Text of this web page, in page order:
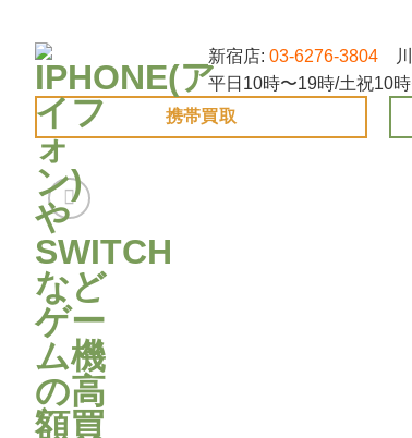
content
新宿店: 03-6276-3804 川
平日10時〜19時/土祝10
携帯買取